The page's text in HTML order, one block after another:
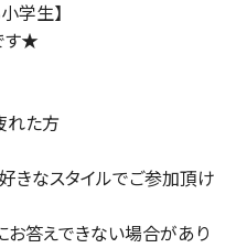
学生】
す★
れた方
きなスタイルでご参加頂け
答えできない場合があり